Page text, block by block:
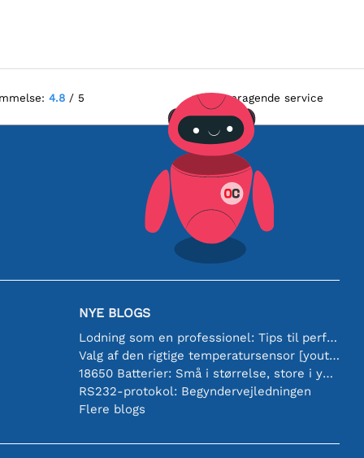
4.8/ 5 Fremragende service
NYE BLOGS
Lodning som en professionel: Tips til perfekte elektroniske forbindelser
Valg af den rigtige temperatursensor [youtube]
18650 Batterier: Små i størrelse, store i ydeevne
RS232-protokol: Begyndervejledningen
Flere blogs